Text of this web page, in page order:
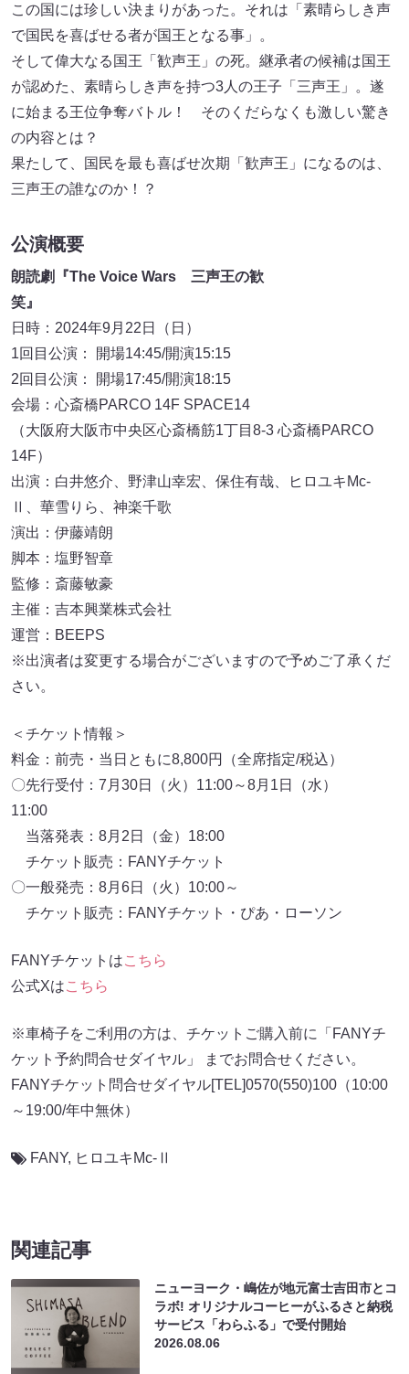
この国には珍しい決まりがあった。それは「素晴らしき声
で国民を喜ばせる者が国王となる事」。
そして偉大なる国王「歓声王」の死。継承者の候補は国王
が認めた、素晴らしき声を持つ3人の王子「三声王」。遂
に始まる王位争奪バトル！ そのくだらなくも激しい驚き
の内容とは？
果たして、国民を最も喜ばせ次期「歓声王」になるのは、
三声王の誰なのか！？
公演概要
朗読劇『The Voice Wars 三声王の歓
笑』
日時：2024年9月22日（日）
1回目公演： 開場14:45/開演15:15
2回目公演： 開場17:45/開演18:15
会場：心斎橋PARCO 14F SPACE14
（大阪府大阪市中央区心斎橋筋1丁目8-3 心斎橋PARCO
14F）
出演：白井悠介、野津山幸宏、保住有哉、ヒロユキMc-
Ⅱ、華雪りら、神楽千歌
演出：伊藤靖朗
脚本：塩野智章
監修：斎藤敏豪
主催：吉本興業株式会社
運営：BEEPS
※出演者は変更する場合がございますので予めご了承くだ
さい。
＜チケット情報＞
料金：前売・当日ともに8,800円（全席指定/税込）
〇先行受付：7月30日（火）11:00～8月1日（水）
11:00
当落発表：8月2日（金）18:00
チケット販売：FANYチケット
〇一般発売：8月6日（火）10:00～
チケット販売：FANYチケット・ぴあ・ローソン
FANYチケットはこちら
公式Xはこちら
※車椅子をご利用の方は、チケットご購入前に「FANYチ
ケット予約問合せダイヤル」 までお問合せください。
FANYチケット問合せダイヤル[TEL]0570(550)100（10:00
～19:00/年中無休）
FANY, ヒロユキMc-Ⅱ
関連記事
ニューヨーク・嶋佐が地元富士吉田市とコ
ラボ! オリジナルコーヒーがふるさと納税
サービス「わらふる」で受付開始
2026.08.06